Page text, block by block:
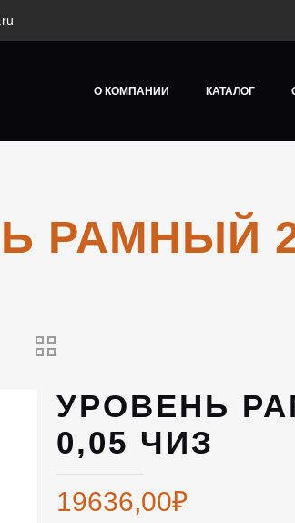
О КОМПАНИИ КАТАЛОГ
РАМНЫЙ
УРОВЕНЬ
0,05 ЧИЗ
19636,00₽